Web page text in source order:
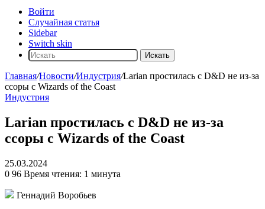
Войти
Случайная статья
Sidebar
Switch skin
Искать
Главная/Новости/Индустрия/Larian простилась с D&D не из-за
ссоры с Wizards of the Coast
Индустрия
Larian простилась с D&D не из-за
ссоры с Wizards of the Coast
25.03.2024
0 96 Время чтения: 1 минута
Геннадий Воробьев